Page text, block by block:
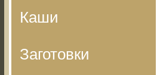
Каши
Заготовки